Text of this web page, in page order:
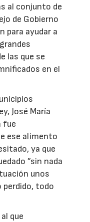
al conjunto de
de Gobierno
para ayudar a
las que se
en el
José María
fue
ese alimento
ya que
”sin nada
unos
perdido, todo
que